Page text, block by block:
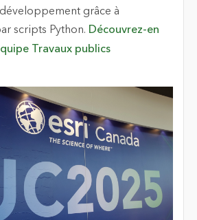
grâce à
scripts Python. Découvrez-en
Travaux publics